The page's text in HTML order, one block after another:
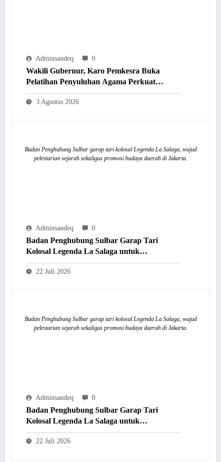
Adminsandeq 0
Wakili Gubernur, Karo Pemkesra Buka
Pelatihan Penyuluhan Agama Perkuat
Kerukunan Umat
3 Agustus 2026
Badan Penghubung Sulbar garap tari kolosal Legenda La Salaga, wujud
pelestarian sejarah sekaligus promosi budaya daerah di Jakarta.
Adminsandeq 0
Badan Penghubung Sulbar Garap Tari
Kolosal Legenda La Salaga untuk
Dipentaskan di Jakarta
22 Juli 2026
Badan Penghubung Sulbar garap tari kolosal Legenda La Salaga, wujud
pelestarian sejarah sekaligus promosi budaya daerah di Jakarta.
Adminsandeq 0
Badan Penghubung Sulbar Garap Tari
Kolosal Legenda La Salaga untuk
Dipentaskan di Jakarta
22 Juli 2026